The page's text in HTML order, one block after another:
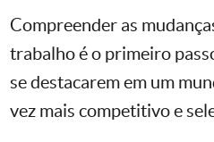
Compreender as
trabalho é o primeiro
se destacarem em um
vez mais competitivo e